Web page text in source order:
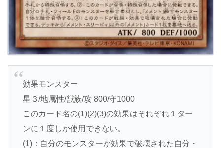
効果モンスター
星３/地属性/獣族/攻 800/守1000
このカード名の(1)(2)(3)の効果はそれぞれ１ター
ンに１度しか使用できない。
(1)：自分のモンスターが効果で破壊された自分・